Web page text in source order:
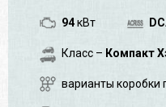
94кВт
Класс – Компакт
варианты коробки